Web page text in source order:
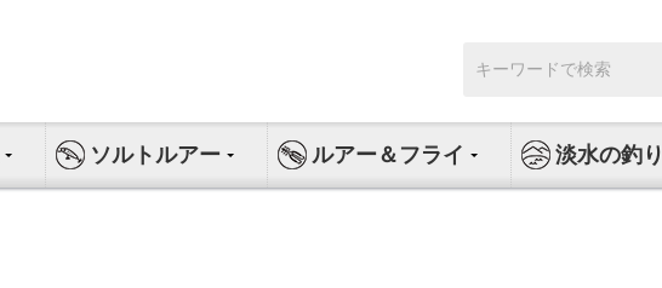
索:
ソルトルアー ルアー＆フライ 淡水の釣り